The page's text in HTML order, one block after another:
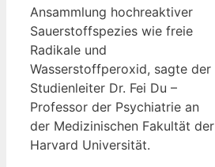
Ansammlung hochreaktiver
Sauerstoffspezies wie freie
Radikale und
Wasserstoffperoxid, sagte der
Studienleiter Dr. Fei Du –
Professor der Psychiatrie an
der Medizinischen Fakultät der
Harvard Universität.